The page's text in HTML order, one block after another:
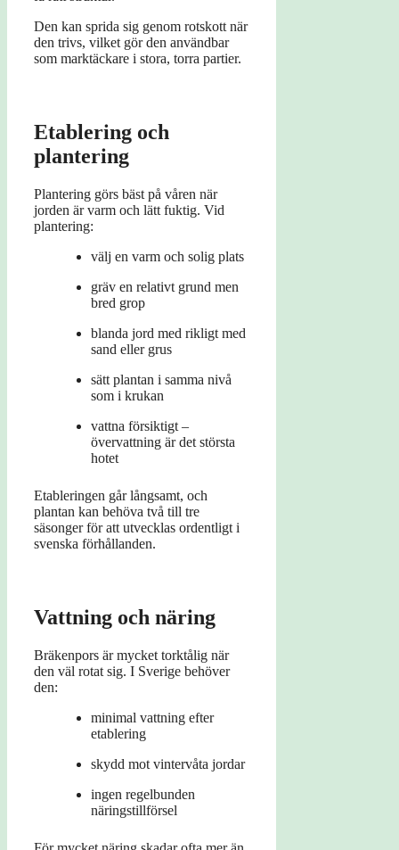
Den kan sprida sig genom rotskott när
den trivs, vilket gör den användbar
som marktäckare i stora, torra partier.
Etablering och
plantering
Plantering görs bäst på våren när
jorden är varm och lätt fuktig. Vid
plantering:
välj en varm och solig plats
gräv en relativt grund men
bred grop
blanda jord med rikligt med
sand eller grus
sätt plantan i samma nivå
som i krukan
vattna försiktigt –
övervattning är det största
hotet
Etableringen går långsamt, och
plantan kan behöva två till tre
säsonger för att utvecklas ordentligt i
svenska förhållanden.
Vattning och näring
Bräkenpors är mycket torktålig när
den väl rotat sig. I Sverige behöver
den:
minimal vattning efter
etablering
skydd mot vintervåta jordar
ingen regelbunden
näringstillförsel